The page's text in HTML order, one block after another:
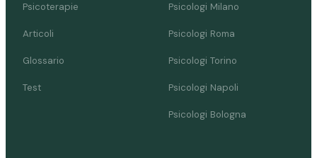
Psicoterapie
Articoli
Glossario
Test
Psicologi Milano
Psicologi Roma
Psicologi Torino
Psicologi Napoli
Psicologi Bologna